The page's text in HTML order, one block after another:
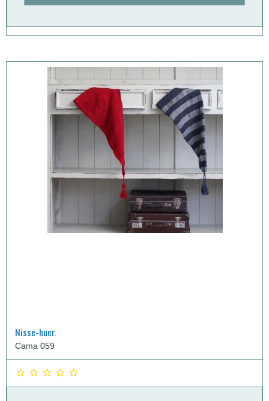
Nisse-huer.
Cama 059